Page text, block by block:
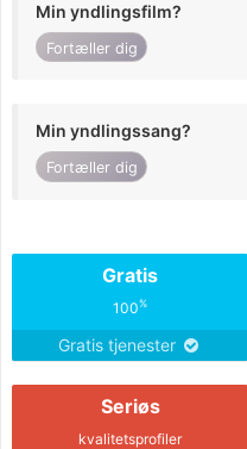
Min yndlingsfilm?
Fortæller dig
Min yndlingssang?
Fortæller dig
Gratis
100%
Gratis tjenester
Seriøs
kvalitetsprofiler